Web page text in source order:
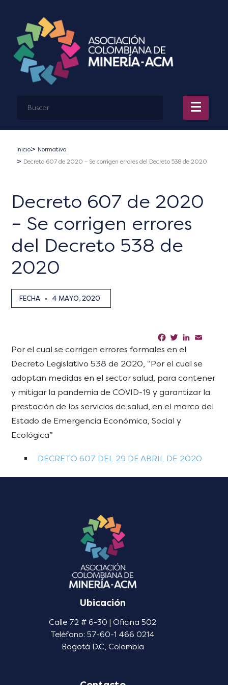
Inicio
Normativa
Decreto 607 de 2020 – Se corrigen errores del Decreto 538 de 2020
Decreto 607 de 2020
– Se corrigen errores
del Decreto 538 de
2020
FECHA • 4 MAYO, 2020
Facebook
TwitterLinkedIn
Por el cual se corrigen errores formales en el
Decreto Legislativo 538 de 2020, “Por el cual se
adoptan medidas en el sector salud, para contener
y mitigar la pandemia de COVID-19 y garantizar la
prestación de los servicios de salud, en el marco del
Estado de Emergencia Económica, Social y
Ecológica”
DECRETO 607 DEL 29 DE ABRIL DE 2020
Ubicación
Calle 72 # 6-30 | Oficina 502
Teléfono: 57-60-1 466 0214
Bogotá D.C, Colombia